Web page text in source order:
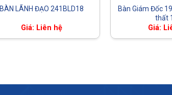
BÀN LÃNH ĐẠO 241BLD18
Giá: Liên hệ
Bàn Giám Đốc
thất
Giá: